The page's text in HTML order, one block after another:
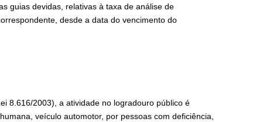
guias devidas, relativas à taxa de análise de
desde a data do vencimento do
8.616/2003), a atividade no logradouro público é
veículo automotor, por pessoas com deficiência,